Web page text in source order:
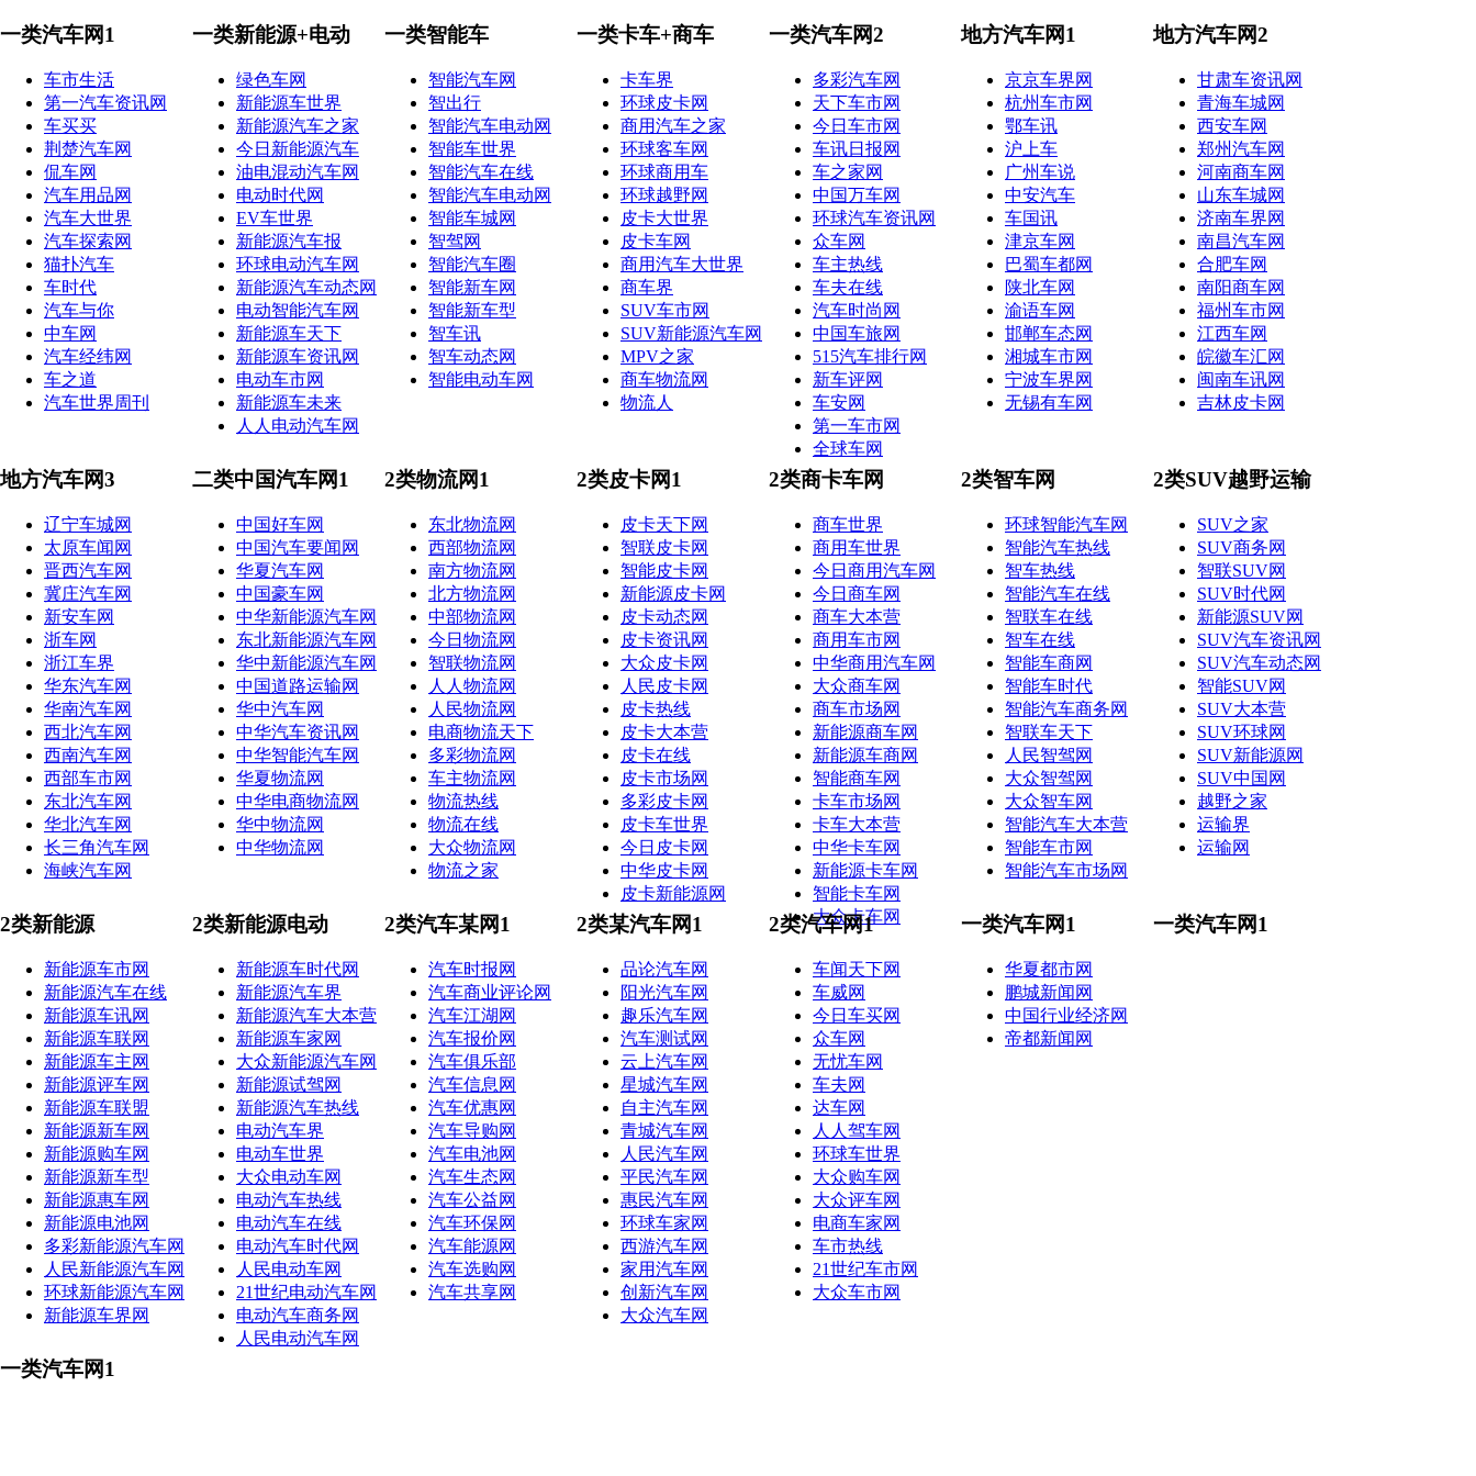
一类汽车网1
车市生活
第一汽车资讯网
车买买
荆楚汽车网
侃车网
汽车用品网
汽车大世界
汽车探索网
猫扑汽车
车时代
汽车与你
中车网
汽车经纬网
车之道
汽车世界周刊
一类新能源+电动
绿色车网
新能源车世界
新能源汽车之家
今日新能源汽车
油电混动汽车网
电动时代网
EV车世界
新能源汽车报
环球电动汽车网
新能源汽车动态网
电动智能汽车网
新能源车天下
新能源车资讯网
电动车市网
新能源车未来
人人电动汽车网
一类智能车
智能汽车网
智出行
智能汽车电动网
智能车世界
智能汽车在线
智能汽车电动网
智能车城网
智驾网
智能汽车圈
智能新车网
智能新车型
智车讯
智车动态网
智能电动车网
一类卡车+商车
卡车界
环球皮卡网
商用汽车之家
环球客车网
环球商用车
环球越野网
皮卡大世界
皮卡车网
商用汽车大世界
商车界
SUV车市网
SUV新能源汽车网
MPV之家
商车物流网
物流人
一类汽车网2
多彩汽车网
天下车市网
今日车市网
车讯日报网
车之家网
中国万车网
环球汽车资讯网
众车网
车主热线
车夫在线
汽车时尚网
中国车旅网
515汽车排行网
新车评网
车安网
第一车市网
全球车网
地方汽车网1
京京车界网
杭州车市网
鄂车讯
沪上车
广州车说
中安汽车
车国讯
津京车网
巴蜀车都网
陕北车网
渝语车网
邯郸车态网
湘城车市网
宁波车界网
无锡有车网
地方汽车网2
甘肃车资讯网
青海车城网
西安车网
郑州汽车网
河南商车网
山东车城网
济南车界网
南昌汽车网
合肥车网
南阳商车网
福州车市网
江西车网
皖徽车汇网
闽南车讯网
吉林皮卡网
地方汽车网3
辽宁车城网
太原车闻网
晋西汽车网
冀庄汽车网
新安车网
浙车网
浙江车界
华东汽车网
华南汽车网
西北汽车网
西南汽车网
西部车市网
东北汽车网
华北汽车网
长三角汽车网
海峡汽车网
二类中国汽车网1
中国好车网
中国汽车要闻网
华夏汽车网
中国豪车网
中华新能源汽车网
东北新能源汽车网
华中新能源汽车网
中国道路运输网
华中汽车网
中华汽车资讯网
中华智能汽车网
华夏物流网
中华电商物流网
华中物流网
中华物流网
2类物流网1
东北物流网
西部物流网
南方物流网
北方物流网
中部物流网
今日物流网
智联物流网
人人物流网
人民物流网
电商物流天下
多彩物流网
车主物流网
物流热线
物流在线
大众物流网
物流之家
2类皮卡网1
皮卡天下网
智联皮卡网
智能皮卡网
新能源皮卡网
皮卡动态网
皮卡资讯网
大众皮卡网
人民皮卡网
皮卡热线
皮卡大本营
皮卡在线
皮卡市场网
多彩皮卡网
皮卡车世界
今日皮卡网
中华皮卡网
皮卡新能源网
2类商卡车网
商车世界
商用车世界
今日商用汽车网
今日商车网
商车大本营
商用车市网
中华商用汽车网
大众商车网
商车市场网
新能源商车网
新能源车商网
智能商车网
卡车市场网
卡车大本营
中华卡车网
新能源卡车网
智能卡车网
大众卡车网
2类智车网
环球智能汽车网
智能汽车热线
智车热线
智能汽车在线
智联车在线
智车在线
智能车商网
智能车时代
智能汽车商务网
智联车天下
人民智驾网
大众智驾网
大众智车网
智能汽车大本营
智能车市网
智能汽车市场网
2类SUV越野运输
SUV之家
SUV商务网
智联SUV网
SUV时代网
新能源SUV网
SUV汽车资讯网
SUV汽车动态网
智能SUV网
SUV大本营
SUV环球网
SUV新能源网
SUV中国网
越野之家
运输界
运输网
2类新能源
新能源车市网
新能源汽车在线
新能源车讯网
新能源车联网
新能源车主网
新能源评车网
新能源车联盟
新能源新车网
新能源购车网
新能源新车型
新能源惠车网
新能源电池网
多彩新能源汽车网
人民新能源汽车网
环球新能源汽车网
新能源车界网
2类新能源电动
新能源车时代网
新能源汽车界
新能源汽车大本营
新能源车家网
大众新能源汽车网
新能源试驾网
新能源汽车热线
电动汽车界
电动车世界
大众电动车网
电动汽车热线
电动汽车在线
电动汽车时代网
人民电动车网
21世纪电动汽车网
电动汽车商务网
人民电动汽车网
2类汽车某网1
汽车时报网
汽车商业评论网
汽车江湖网
汽车报价网
汽车俱乐部
汽车信息网
汽车优惠网
汽车导购网
汽车电池网
汽车生态网
汽车公益网
汽车环保网
汽车能源网
汽车选购网
汽车共享网
2类某汽车网1
品论汽车网
阳光汽车网
趣乐汽车网
汽车测试网
云上汽车网
星城汽车网
自主汽车网
青城汽车网
人民汽车网
平民汽车网
惠民汽车网
环球车家网
西游汽车网
家用汽车网
创新汽车网
大众汽车网
2类汽车网1
车闻天下网
车威网
今日车买网
众车网
无忧车网
车夫网
达车网
人人驾车网
环球车世界
大众购车网
大众评车网
电商车家网
车市热线
21世纪车市网
大众车市网
一类汽车网1
华夏都市网
鹏城新闻网
中国行业经济网
帝都新闻网
一类汽车网1
一类汽车网1